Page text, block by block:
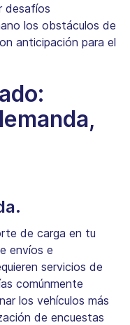
desafíos
los obstáculos de
anticipación para el
de carga en tu
envíos e
servicios de
comúnmente
los vehículos más
de encuestas